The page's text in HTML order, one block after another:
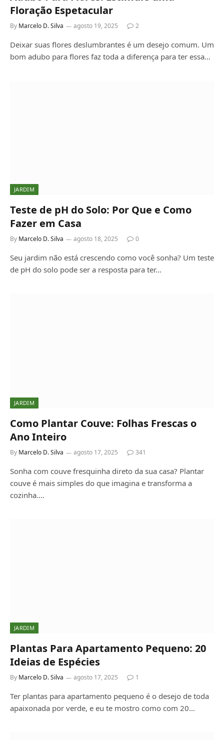
Floração Espetacular
By Marcelo D. Silva agosto 19, 2025 2
Deixar suas flores deslumbrantes é um desejo comum. Um
bom adubo para flores faz toda a diferença para ter essa…
JARDIM
Teste de pH do Solo: Por Que e Como
Fazer em Casa
By Marcelo D. Silva agosto 18, 2025 0
Seu jardim não está crescendo como você sonha? Um teste
de pH do solo pode ser a resposta para ter…
JARDIM
Como Plantar Couve: Folhas Frescas o
Ano Inteiro
By Marcelo D. Silva agosto 17, 2025 341
Sonha com couve fresquinha direto da sua casa? Plantar
couve é mais simples do que imagina e transforma a
cozinha.…
JARDIM
Plantas Para Apartamento Pequeno: 20
Ideias de Espécies
By Marcelo D. Silva agosto 17, 2025 1
Ter plantas para apartamento pequeno é o desejo de toda
apaixonada por verde, e eu te mostro como com 20…